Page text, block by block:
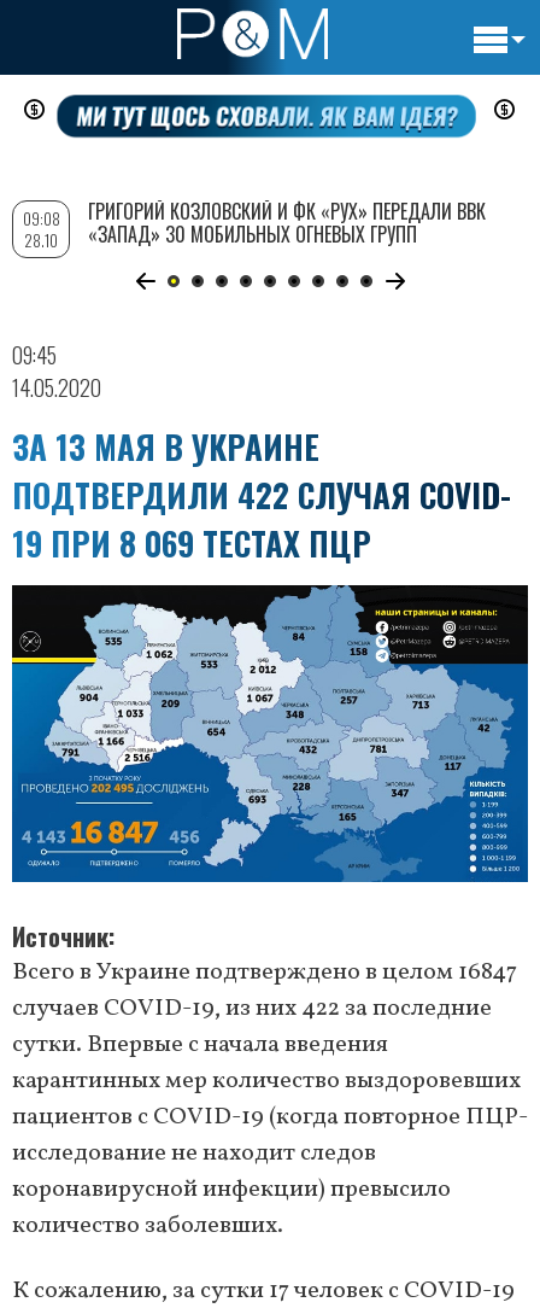
Перейти
содержанию
09:45
14.05.2020
ЗА 13 МАЯ В УКРАИНЕ
ПОДТВЕРДИЛИ 422 СЛУЧАЯ COVID-
19 ПРИ 8 069 ТЕСТАХ ПЦР
Источник
Всего в Украине подтверждено в целом 16847
случаев COVID-19, из них 422 за последние
сутки. Впервые с начала введения
карантинных мер количество выздоровевших
пациентов с COVID-19 (когда повторное ПЦР-
исследование не находит следов
коронавирусной инфекции) превысило
количество заболевших.
К сожалению, за сутки 17 человек с COVID-19
09:08
28.10
ГРИГОРИЙ КОЗЛОВСКИЙ И ФК «РУХ» ПЕРЕДАЛИ ВВК
«ЗАПАД» 30 МОБИЛЬНЫХ ОГНЕВЫХ ГРУПП